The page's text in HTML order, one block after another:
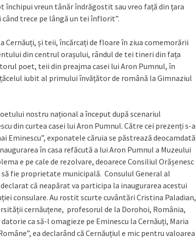
închipui vreun tânăr îndrăgostit sau vreo față din țara
când trece pe lângă un tei înflorit”.
Cernăuți, și teii, încărcați de floare în ziua comemorării
din centrul orașului, rândul de tei tineri din fața
poet, teii din preajma casei lui Aron Pumnul, în
iubit al primului învățător de română la Gimnaziul
nostru național a început după scenariul
din curtea casei lui Aron Pumnul. Către cei prezenți s-a
Eminescu”, exponatele căruia se păstrează deocamdată
în casa refăcută a lui Aron Pumnul a Muzeului
e pe cale de rezolvare, deoarece Consiliul Orășenesc
fie proprietate municipală. Consulul General al
că neapărat va participa la inaugurarea acestui
consulare. Au rostit scurte cuvântări Cristina Paladian,
cernăuțene, profesorul de la Dorohoi, România,
ca să-l omagieze pe Eminescu la Cernăuți, Maria
ea declarând că Cernăuțiul e mic pentru valoarea